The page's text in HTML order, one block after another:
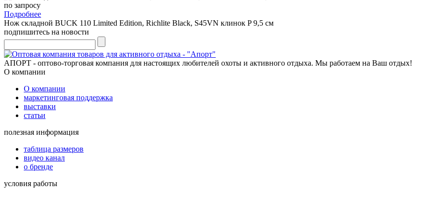
по запросу
Подробнее
Нож складной BUCK 110 Limited Edition, Richlite Black, S45VN клинок P 9,5 см
подпишитесь на новости
АПОРТ - оптово-торговая компания для настоящих любителей охоты и активного отдыха. Мы работаем на Ваш отдых!
О компании
О компании
маркетинговая поддержка
выставки
статьи
полезная информация
таблица размеров
видео канал
о бренде
условия работы